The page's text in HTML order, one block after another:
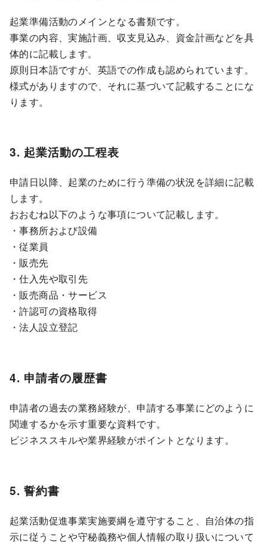
起業準備活動のメインとなる書類です。
事業の内容、実施計画、収支見込み、資金計画などを具
体的に記載します。
原則日本語ですが、英語での作成も認められています。
様式がありますので、それに基づいて記載することにな
ります。
3. 起業活動の工程表
申請日以降、起業のために行う準備の状況を詳細に記載
します。
おおむね以下のような事項について記載します。
・事務所および設備
・従業員
・販売先
・仕入先や取引先
・販売商品・サービス
・許認可の資格取得
・法人設立登記
4. 申請者の履歴書
申請者の過去の業務経験が、申請する事業にどのように
関連するかを示す重要な資料です。
ビジネススキルや業界経験がポイントとなります。
5. 誓約書
起業活動促進事業実施要綱を遵守すること、自治体の指
示に従うことや守秘義務や個人情報の取り扱いについて